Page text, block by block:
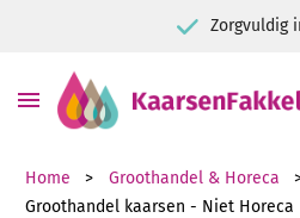
Home
Groothandel & Horeca
Groothandel kaarsen - Niet Horeca